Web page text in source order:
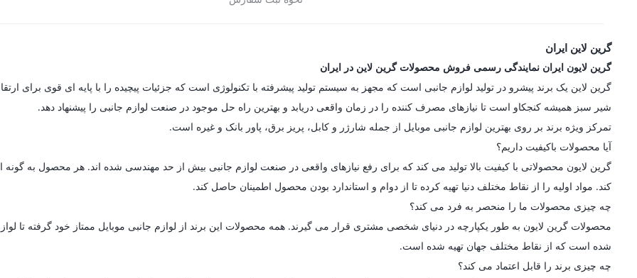
گرین لاین ایران
گرین لایون ایران نمایندگی رسمی فروش محصولات گرین لاین در ایران
شیر سبز همیشه کنجکاو است تا نیازهای مصرف کننده را در زمان واقعی دریابد و بهترین راه حل موجود در صنعت لوازم جانبی را پیشنهاد دهد.
تمرکز ویژه برند بر روی بهترین لوازم جانبی موبایل از جمله شارژر و کابل، پریز برق، پاور بانک و غیره است.
آیا محصولات باکیفیت داریم؟
گرین لایون محصولاتی با کیفیت بالا تولید می کند که برای رفع نیازهای واقعی در صنعت لوازم جانبی بیش از حد مهندسی شده اند. هر محصول به
کند. مواد اولیه را از نقاط مختلف دنیا تهیه کرده تا از دوام و استاندارد بودن محصول اطمینان حاصل کند.
چه چیزی محصولات ما را منحصر به فرد می کند؟
محصولات گرین لایون به طور یکپارچه در دنیای شخصی مشتری قرار می گیرند. همه محصولات این برند از لوازم جانبی موبایل ممتاز خود گرفته تا
شده است که از نقاط مختلف جهان تهیه شده است.
چه چیزی برند را قابل اعتماد می کند؟